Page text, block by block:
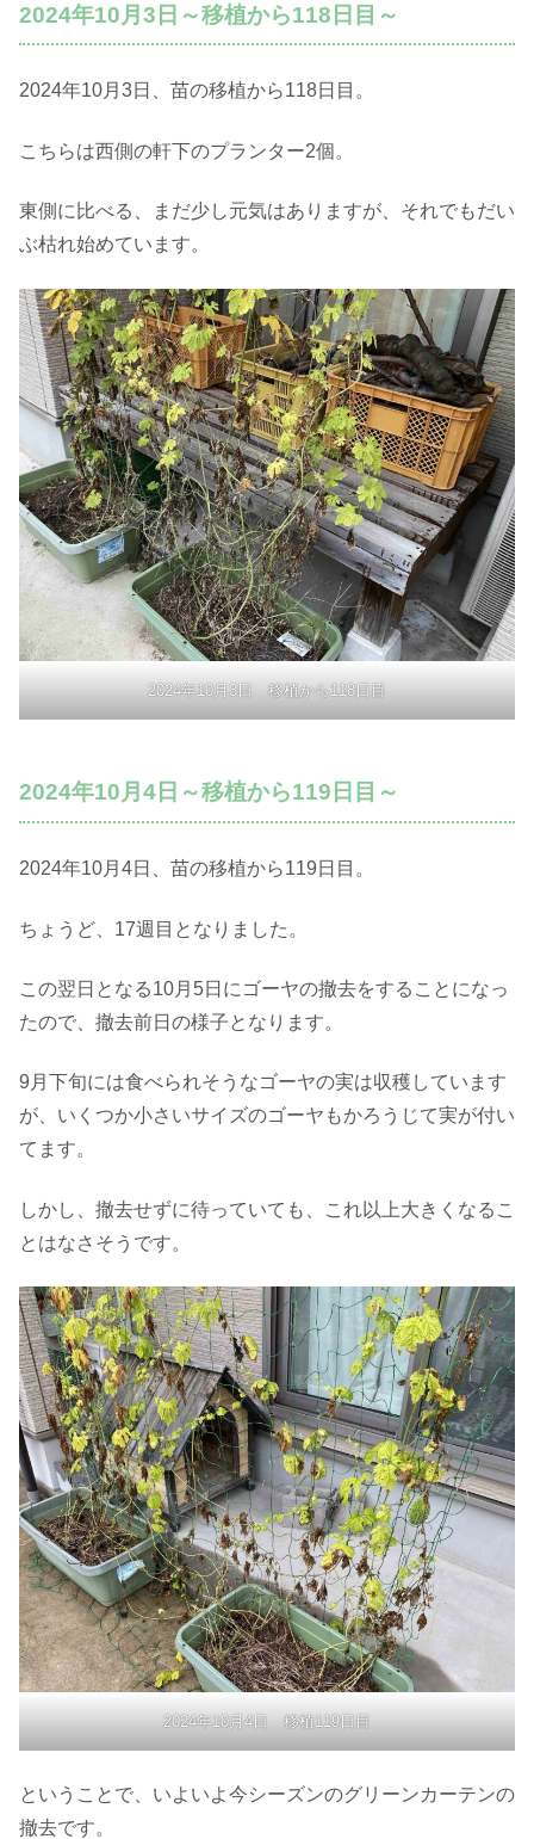
2024年10月3日～移植から118日目～
2024年10月3日、苗の移植から118日目。
こちらは西側の軒下のプランター2個。
東側に比べる、まだ少し元気はありますが、それでもだい
ぶ枯れ始めています。
2024年10月3日 移植から118日目
2024年10月4日～移植から119日目～
2024年10月4日、苗の移植から119日目。
ちょうど、17週目となりました。
この翌日となる10月5日にゴーヤの撤去をすることになっ
たので、撤去前日の様子となります。
9月下旬には食べられそうなゴーヤの実は収穫しています
が、いくつか小さいサイズのゴーヤもかろうじて実が付い
てます。
しかし、撤去せずに待っていても、これ以上大きくなるこ
とはなさそうです。
2024年10月4日 移植119日目
ということで、いよいよ今シーズンのグリーンカーテンの
撤去です。